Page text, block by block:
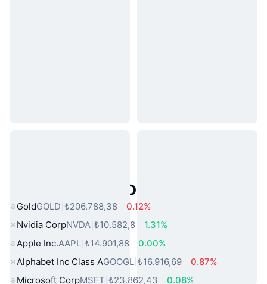
Popüler Gerçek Dünya Varlıkları
GoldGOLD ₺206.788,38
0.12%
Nvidia CorpNVDA ₺10.582,8
1.31%
Apple Inc.AAPL ₺14.901,88
0.00%
Alphabet Inc Class AGOOGL ₺16.916,69
0.87%
Microsoft CorpMSFT ₺23.862,43 0.08%